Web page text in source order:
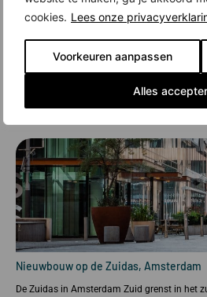
cookies. Lees onze
Voorkeuren aanpassen
Alles
Nieuwbouw op de Zuidas, Amsterdam
De Zuidas in Amsterdam Zuid grenst in het